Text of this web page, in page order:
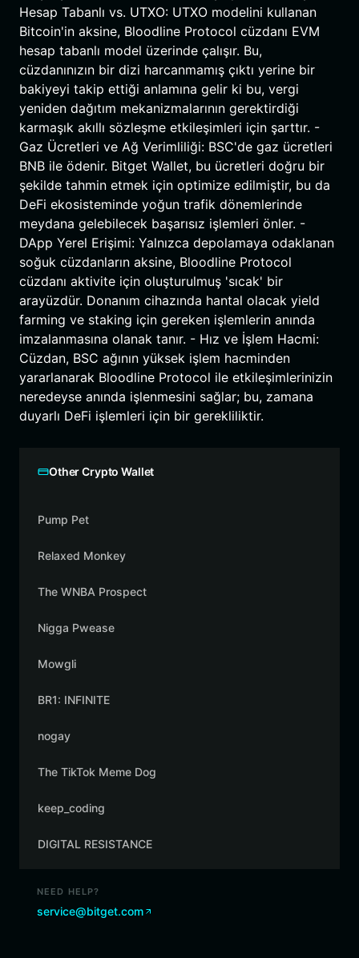
Hesap Tabanlı vs. UTXO: UTXO modelini kullanan
Bitcoin'in aksine, Bloodline Protocol cüzdanı EVM
hesap tabanlı model üzerinde çalışır. Bu,
cüzdanınızın bir dizi harcanmamış çıktı yerine bir
bakiyeyi takip ettiği anlamına gelir ki bu, vergi
yeniden dağıtım mekanizmalarının gerektirdiği
karmaşık akıllı sözleşme etkileşimleri için şarttır. -
Gaz Ücretleri ve Ağ Verimliliği: BSC'de gaz ücretleri
BNB ile ödenir. Bitget Wallet, bu ücretleri doğru bir
şekilde tahmin etmek için optimize edilmiştir, bu da
DeFi ekosisteminde yoğun trafik dönemlerinde
meydana gelebilecek başarısız işlemleri önler. -
DApp Yerel Erişimi: Yalnızca depolamaya odaklanan
soğuk cüzdanların aksine, Bloodline Protocol
cüzdanı aktivite için oluşturulmuş 'sıcak' bir
arayüzdür. Donanım cihazında hantal olacak yield
farming ve staking için gereken işlemlerin anında
imzalanmasına olanak tanır. - Hız ve İşlem Hacmi:
Cüzdan, BSC ağının yüksek işlem hacminden
yararlanarak Bloodline Protocol ile etkileşimlerinizin
neredeyse anında işlenmesini sağlar; bu, zamana
duyarlı DeFi işlemleri için bir gerekliliktir.
Other Crypto Wallet
Pump Pet
Relaxed Monkey
The WNBA Prospect
Nigga Pwease
Mowgli
BR1: INFINITE
nogay
The TikTok Meme Dog
keep_coding
DIGITAL RESISTANCE
NEED HELP?
service@bitget.com